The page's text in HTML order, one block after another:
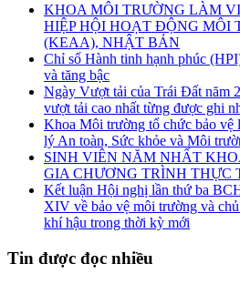
KHOA MÔI TRƯỜNG LÀM
HIỆP HỘI HOẠT ĐỘNG MÔI
(KEAA), NHẬT BẢN
Chỉ số Hành tinh hạnh phúc
và tăng bậc
Ngày Vượt tải của Trái Đất năm
vượt tải cao nhất từng được ghi
Khoa Môi trường tổ chức bảo vệ
lý An toàn, Sức khỏe và Môi
SINH VIÊN NĂM NHẤT
GIA CHƯƠNG TRÌNH THỰC
Kết luận Hội nghị lần thứ ba
XIV về bảo vệ môi trường và
khí hậu trong thời kỳ mới
Tin được đọc nhiều